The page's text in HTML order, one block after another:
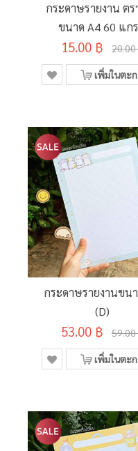
กระดาษรายงาน ตร
ขนาด A4 60 แก
15.00 ฿ 20.00
เพิ่มในตะ
กระดาษรายงานขน
(D)
53.00 ฿ 59.00
เพิ่มในตะ